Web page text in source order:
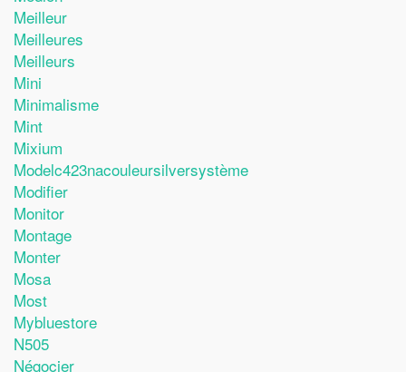
Meilleur
Meilleures
Meilleurs
Mini
Minimalisme
Mint
Mixium
Modelc423nacouleursilversystème
Modifier
Monitor
Montage
Monter
Mosa
Most
Mybluestore
N505
Négocier